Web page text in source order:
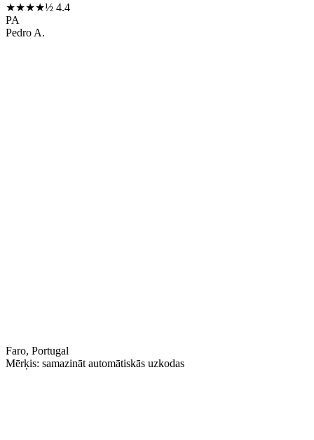
★★★★½ 4.4
PA
Pedro A.
Faro, Portugal
Mērķis: samazināt automātiskās uzkodas